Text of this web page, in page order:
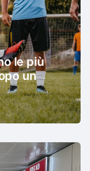
le più
un